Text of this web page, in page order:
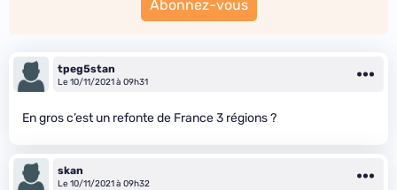
Abonnez-vous
tpeg5stan
Le 10/11/2021 à 09h31
En gros c’est un refonte de France 3 régions ?
skan
Le 10/11/2021 à 09h32